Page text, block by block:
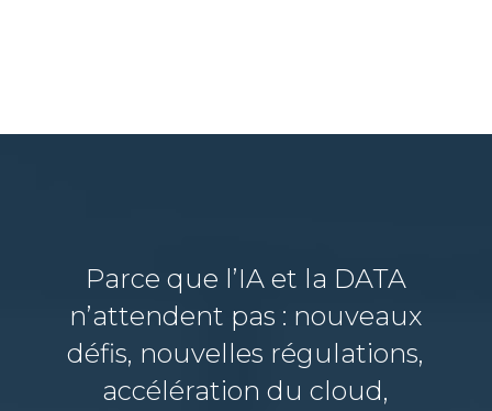
Parce que l’IA et la DATA
n’attendent pas : nouveaux
défis, nouvelles régulations,
accélération du cloud,